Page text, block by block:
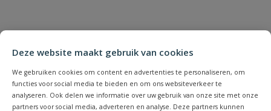
Deze website maakt gebruik van cookies
We gebruiken cookies om content en advertenties te personaliseren, om
functies voor social media te bieden en om ons websiteverkeer te
analyseren. Ook delen we informatie over uw gebruik van onze site met onze
partners voor social media, adverteren en analyse. Deze partners kunnen
Vierkantflens buis vierkantflens
Op voorraad